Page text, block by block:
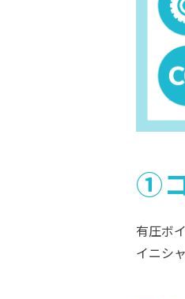
①
有圧ボ
イニシ